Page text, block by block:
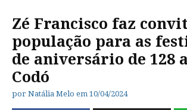
Zé Francisco faz
população para as
de aniversário de 128
Codó
por Natália Melo em 10/04/2024